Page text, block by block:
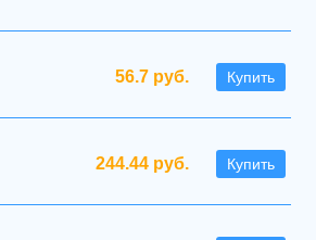
56.7 руб. Купить
244.44 руб. Купить